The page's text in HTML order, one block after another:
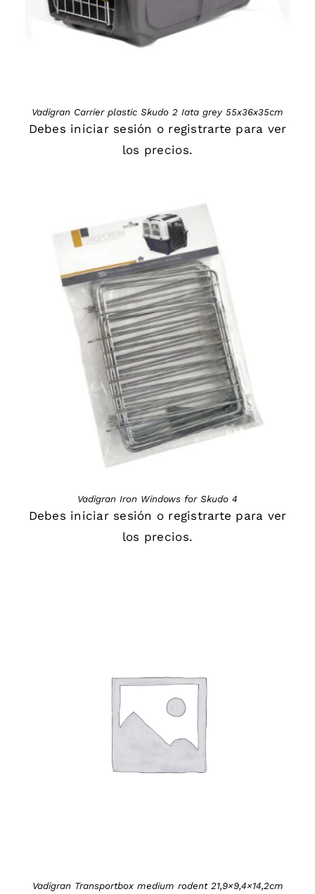
Vadigran Carrier plastic Skudo 2 Iata grey 55x36x35cm
Debes iniciar sesión o registrarte para ver
los precios.
DETAILS
Vadigran Iron Windows for Skudo 4
Debes iniciar sesión o registrarte para ver
los precios.
DETAILS
Vadigran Transportbox medium rodent 21,9×9,4×14,2cm